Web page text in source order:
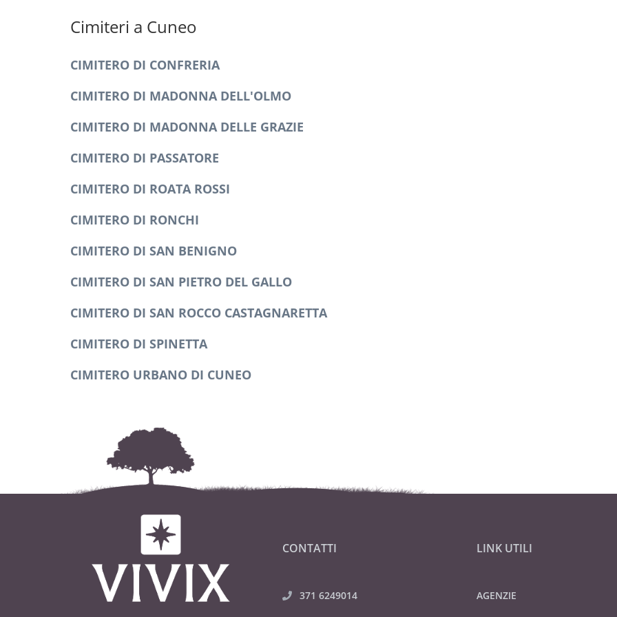
Cimiteri a Cuneo
CIMITERO DI CONFRERIA
CIMITERO DI MADONNA DELL'OLMO
CIMITERO DI MADONNA DELLE GRAZIE
CIMITERO DI PASSATORE
CIMITERO DI ROATA ROSSI
CIMITERO DI RONCHI
CIMITERO DI SAN BENIGNO
CIMITERO DI SAN PIETRO DEL GALLO
CIMITERO DI SAN ROCCO CASTAGNARETTA
CIMITERO DI SPINETTA
CIMITERO URBANO DI CUNEO
CONTATTI
371 6249014
LINK UTILI
AGENZIE